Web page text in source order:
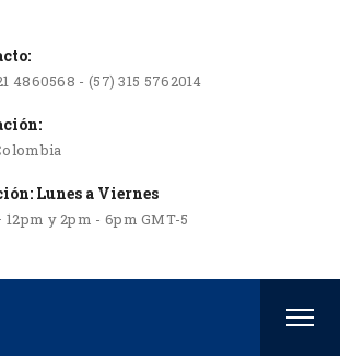
4860568 - (57) 315 5762014
Lunes a Viernes
12pm y 2pm - 6pm GMT-5